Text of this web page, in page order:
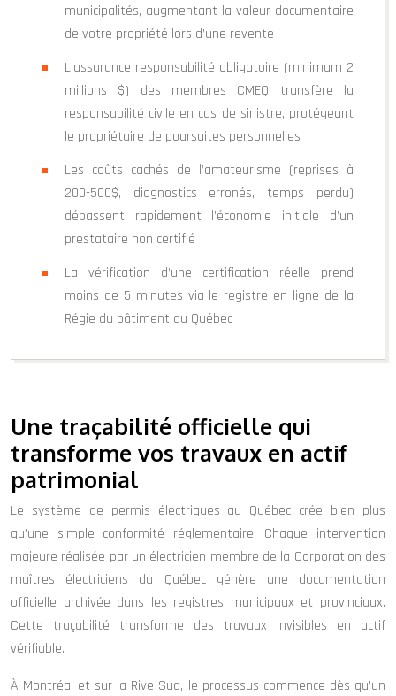
municipalités, augmentant la valeur documentaire
de votre propriété lors d’une revente
L’assurance responsabilité obligatoire (minimum 2
millions $) des membres CMEQ transfère la
responsabilité civile en cas de sinistre, protégeant
le propriétaire de poursuites personnelles
Les coûts cachés de l’amateurisme (reprises à
200-500$, diagnostics erronés, temps perdu)
dépassent rapidement l’économie initiale d’un
prestataire non certifié
La vérification d’une certification réelle prend
moins de 5 minutes via le registre en ligne de la
Régie du bâtiment du Québec
Une traçabilité officielle qui
transforme vos travaux en actif
patrimonial
Le système de permis électriques au Québec crée bien plus
qu’une simple conformité réglementaire. Chaque intervention
majeure réalisée par un électricien membre de la Corporation des
maîtres électriciens du Québec génère une documentation
officielle archivée dans les registres municipaux et provinciaux.
Cette traçabilité transforme des travaux invisibles en actif
vérifiable.
À Montréal et sur la Rive-Sud, le processus commence dès qu’un